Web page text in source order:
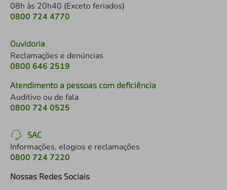
08h às 20h40 (Exceto feriados)
0800 724 4770
Ouvidoria
Reclamações e denúncias
0800 646 2519
Atendimento a pessoas com deficiência
Auditivo ou de fala
0800 724 0525
SAC
Informações, elogios e reclamações
0800 724 7220
Nossas Redes Sociais